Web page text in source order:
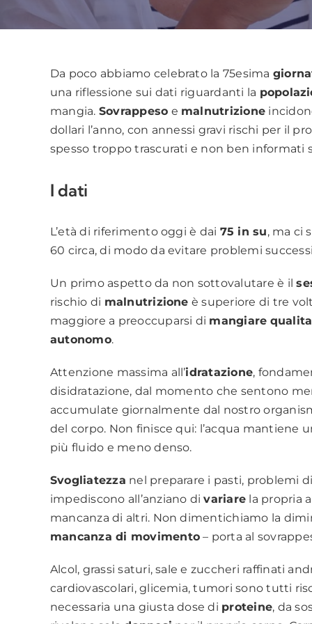
Da poco abbiamo celebrato la 75esima
una riflessione sui dati riguardanti la
mangia. Sovrappeso e malnutrizione
dollari l’anno, con annessi gravi rischi per il
spesso troppo trascurati e non ben
I dati
L’età di riferimento oggi è dai 75 in su, ma ci
60 circa, di modo da evitare problemi
Un primo aspetto da non sottovalutare è il
rischio di malnutrizione è superiore di tre
maggiore a preoccuparsi di mangiare
autonomo.
Attenzione massima all’idratazione,
disidratazione, dal momento che sentono
accumulate giornalmente dal nostro
del corpo. Non finisce qui: l’acqua mantiene
più fluido e meno denso.
Svogliatezza nel preparare i pasti, problemi di
impediscono all’anziano divariare la propria
mancanza di altri. Non dimentichiamo la
mancanza di movimento – porta al
Alcol, grassi saturi, sale e zuccheri raffinati
cardiovascolari, glicemia, tumori sono tutti
necessaria una giusta dose di proteine, da